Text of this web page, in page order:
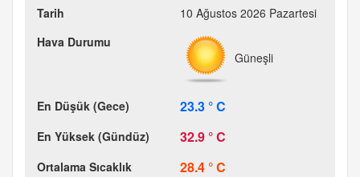
10 Ağustos 2026 Pazartesi
Güneşli
23.3 ° C
32.9 ° C
28.4 ° C